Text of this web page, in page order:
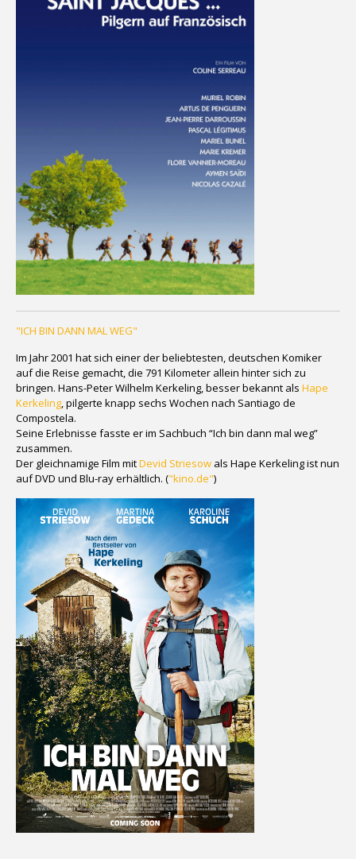
"ICH BIN DANN MAL WEG"
Im Jahr 2001 hat sich einer der beliebtesten, deutschen Komiker
auf die Reise gemacht, die 791 Kilometer allein hinter sich zu
bringen. Hans-Peter Wilhelm Kerkeling, besser bekannt als Hape
Kerkeling, pilgerte knapp sechs Wochen nach Santiago de
Compostela.
Seine Erlebnisse fasste er im Sachbuch “Ich bin dann mal weg”
zusammen.
Der gleichnamige Film mitDevid Striesow als Hape Kerkeling ist nun
auf DVD und Blu-ray erhältlich. ("kino.de")